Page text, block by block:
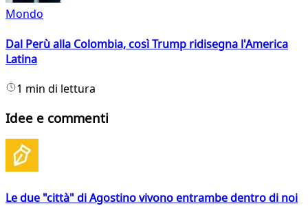
Mondo
Dal Perù alla Colombia, così Trump ridisegna l'America
Latina
1 min di lettura
Idee e commenti
Le due "città" di Agostino vivono entrambe dentro di noi